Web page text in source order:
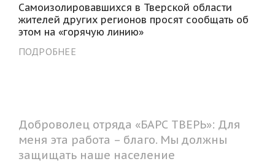
Самоизолировавшихся в Тверской области
жителей других регионов просят сообщать об
этом на «горячую линию»
ПОДРОБНЕЕ
Доброволец отряда «БАРС ТВЕРЬ»: Для
меня эта работа – благо. Мы должны
защищать наше население